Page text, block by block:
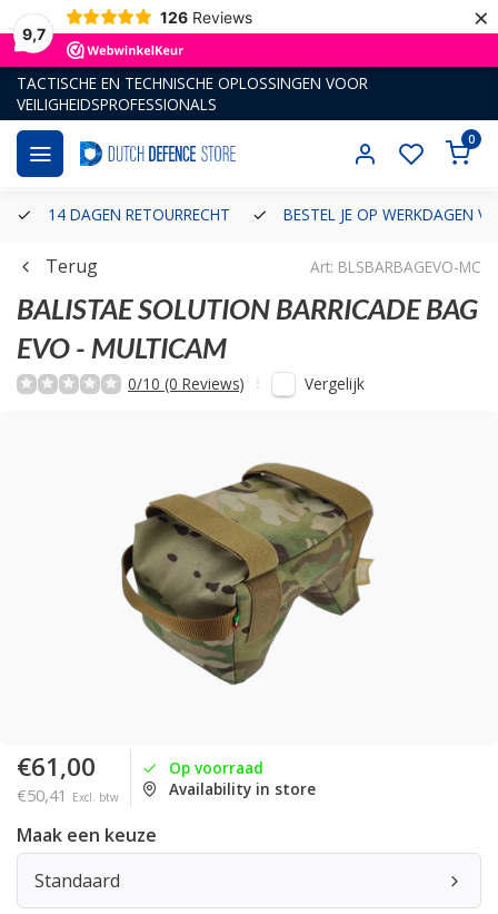
9,7
126 Reviews ×
TACTISCHE EN TECHNISCHE OPLOSSINGEN VOOR
VEILIGHEIDSPROFESSIONALS
0
14 DAGEN RETOURRECHT BESTEL JE OP WERKDAGEN
Terug Art: BLSBARBAGEVO-MC
BALISTAE SOLUTION BARRICADE BAG
EVO - MULTICAM
0/10 (0 Reviews) Vergelijk
€61,00
€50,41 Excl. btw
Op voorraad
Availability in store
Maak een keuze
Standaard